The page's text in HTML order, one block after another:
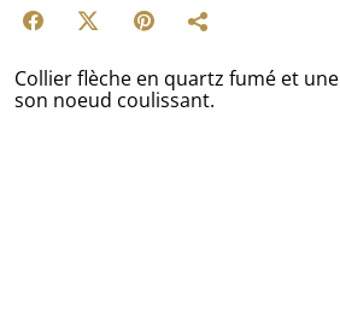
Collier flèche en quartz fumé et
son noeud coulissant.